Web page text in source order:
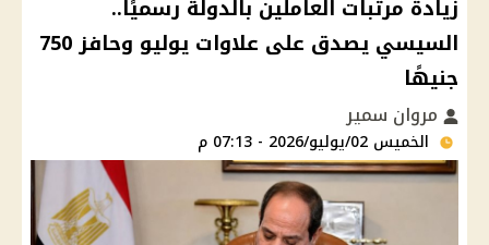
زيادة مرتبات العاملين بالدولة رسميًا..
السيسي يصدق على علاوات يوليو وحافز 750
جنيهًا
مروان سمير
الخميس 02/يوليو/2026 - 07:13 م